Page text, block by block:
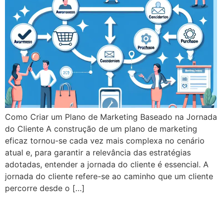
Como Criar um Plano de Marketing Baseado na Jornada
do Cliente A construção de um plano de marketing
eficaz tornou-se cada vez mais complexa no cenário
atual e, para garantir a relevância das estratégias
adotadas, entender a jornada do cliente é essencial. A
jornada do cliente refere-se ao caminho que um cliente
percorre desde o […]